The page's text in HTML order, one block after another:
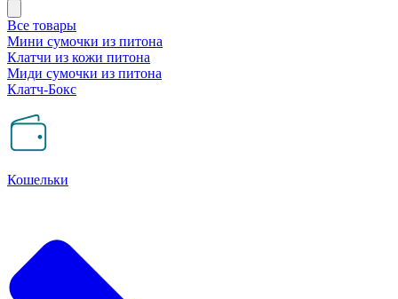
Все товары
Мини сумочки из питона
Клатчи из кожи питона
Миди сумочки из питона
Клатч-Бокс
Кошельки